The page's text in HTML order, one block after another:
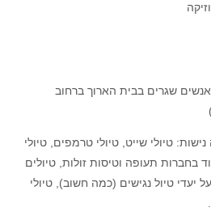
שגרים בבית הארוך ברחוב
טיולי שייט, טיולי טרמפים, טיולי
בחברות תעופה וטיסות זולות, טיולים
יעדי טיול נגישים (כמה חשוב), טיולי